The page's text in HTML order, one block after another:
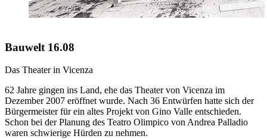
Bauwelt 16.08
Das Theater in Vicenza
62 Jahre gingen ins Land, ehe das Theater von Vicenza im
Dezember 2007 eröffnet wurde. Nach 36 Entwürfen hatte sich der
Bürgermeister für ein altes Projekt von Gino Valle entschieden.
Schon bei der Planung des Teatro Olimpico von Andrea Palladio
waren schwierige Hürden zu nehmen.